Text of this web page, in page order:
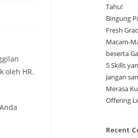
oleh HR.
Tahu!
Bingung
Fresh
Macam-
beserta
5 Skills
Jangan
Merasa
Offering
Recent